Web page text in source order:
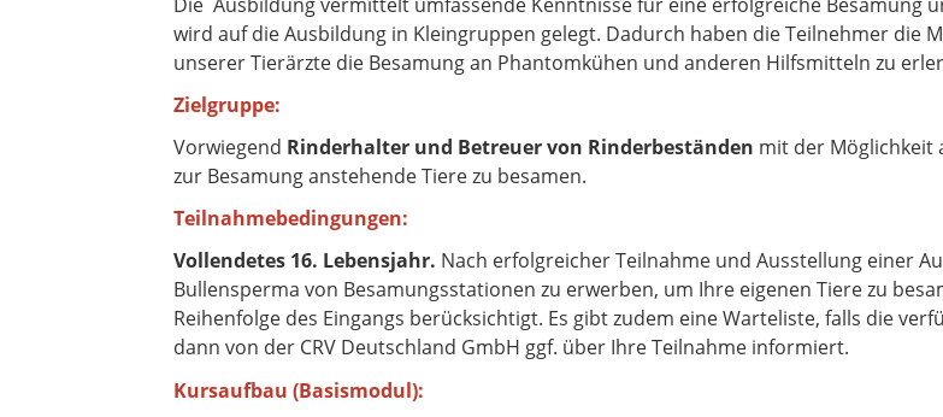
wird auf die Ausbildung in Kleingruppen gelegt. Dadurch haben die Teilnehmer die
unserer Tierärzte die Besamung an Phantomkühen und anderen Hilfsmitteln zu
Zielgruppe:
Vorwiegend Rinderhalter und Betreuer von Rinderbeständen mit der Möglichkeit
zur Besamung anstehende Tiere zu besamen.
Teilnahmebedingungen:
Vollendetes 16. Lebensjahr. Nach erfolgreicher Teilnahme und Ausstellung einer
Bullensperma von Besamungsstationen zu erwerben, um Ihre eigenen Tiere zu
Reihenfolge des Eingangs berücksichtigt. Es gibt zudem eine Warteliste, falls die
dann von der CRV Deutschland GmbH ggf. über Ihre Teilnahme informiert.
Kursaufbau (Basismodul):